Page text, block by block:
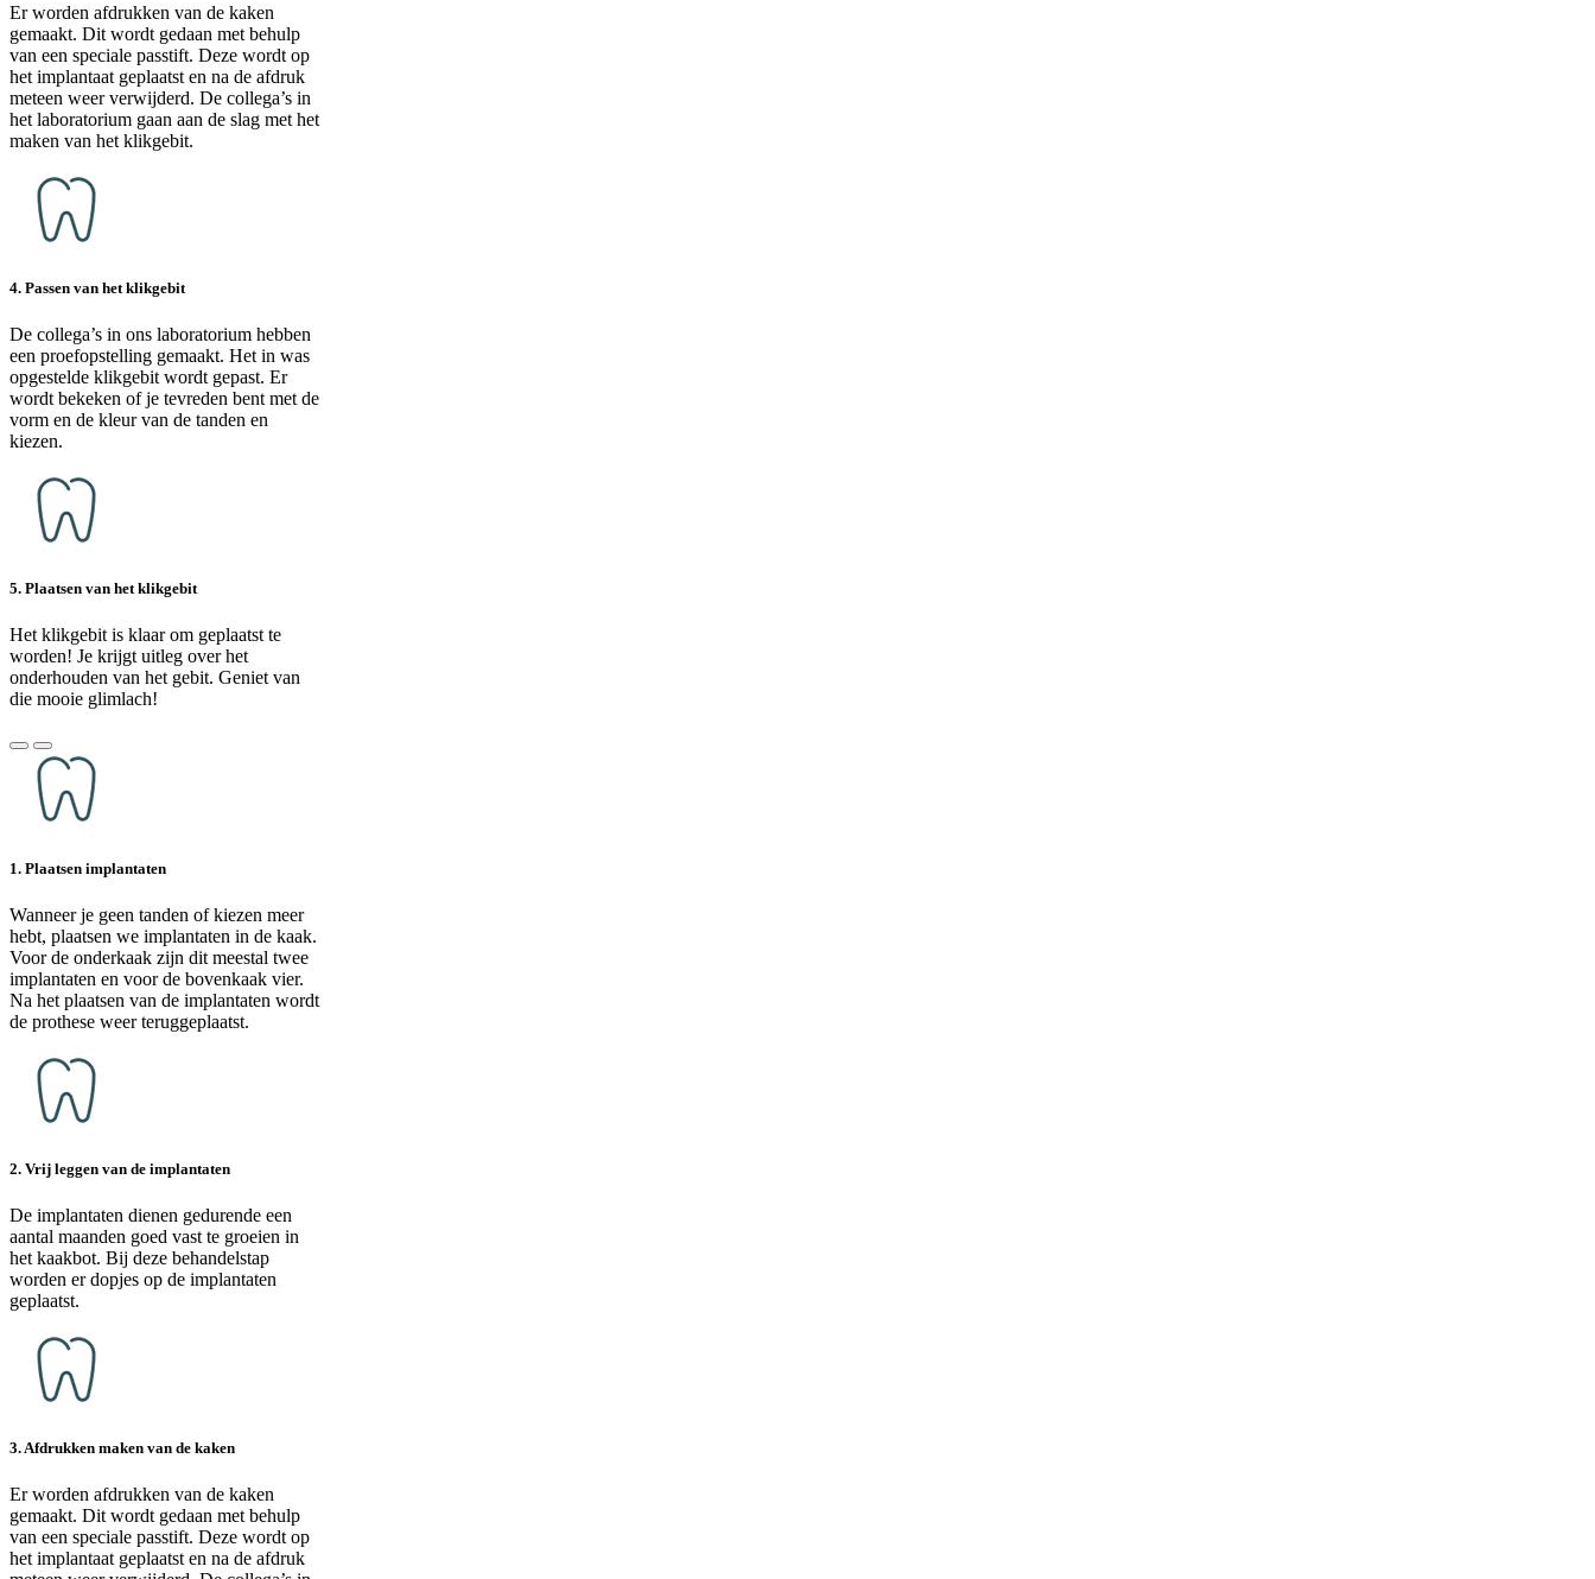
Er worden afdrukken van de kaken
gemaakt. Dit wordt gedaan met behulp
van een speciale passtift. Deze wordt op
het implantaat geplaatst en na de afdruk
meteen weer verwijderd. De collega’s in
het laboratorium gaan aan de slag met het
maken van het klikgebit.
4. Passen van het klikgebit
De collega’s in ons laboratorium hebben
een proefopstelling gemaakt. Het in was
opgestelde klikgebit wordt gepast. Er
wordt bekeken of je tevreden bent met de
vorm en de kleur van de tanden en
kiezen.
5. Plaatsen van het klikgebit
Het klikgebit is klaar om geplaatst te
worden! Je krijgt uitleg over het
onderhouden van het gebit. Geniet van
die mooie glimlach!
1. Plaatsen implantaten
Wanneer je geen tanden of kiezen meer
hebt, plaatsen we implantaten in de kaak.
Voor de onderkaak zijn dit meestal twee
implantaten en voor de bovenkaak vier.
Na het plaatsen van de implantaten wordt
de prothese weer teruggeplaatst.
2. Vrij leggen van de implantaten
De implantaten dienen gedurende een
aantal maanden goed vast te groeien in
het kaakbot. Bij deze behandelstap
worden er dopjes op de implantaten
geplaatst.
3. Afdrukken maken van de kaken
Er worden afdrukken van de kaken
gemaakt. Dit wordt gedaan met behulp
van een speciale passtift. Deze wordt op
het implantaat geplaatst en na de afdruk